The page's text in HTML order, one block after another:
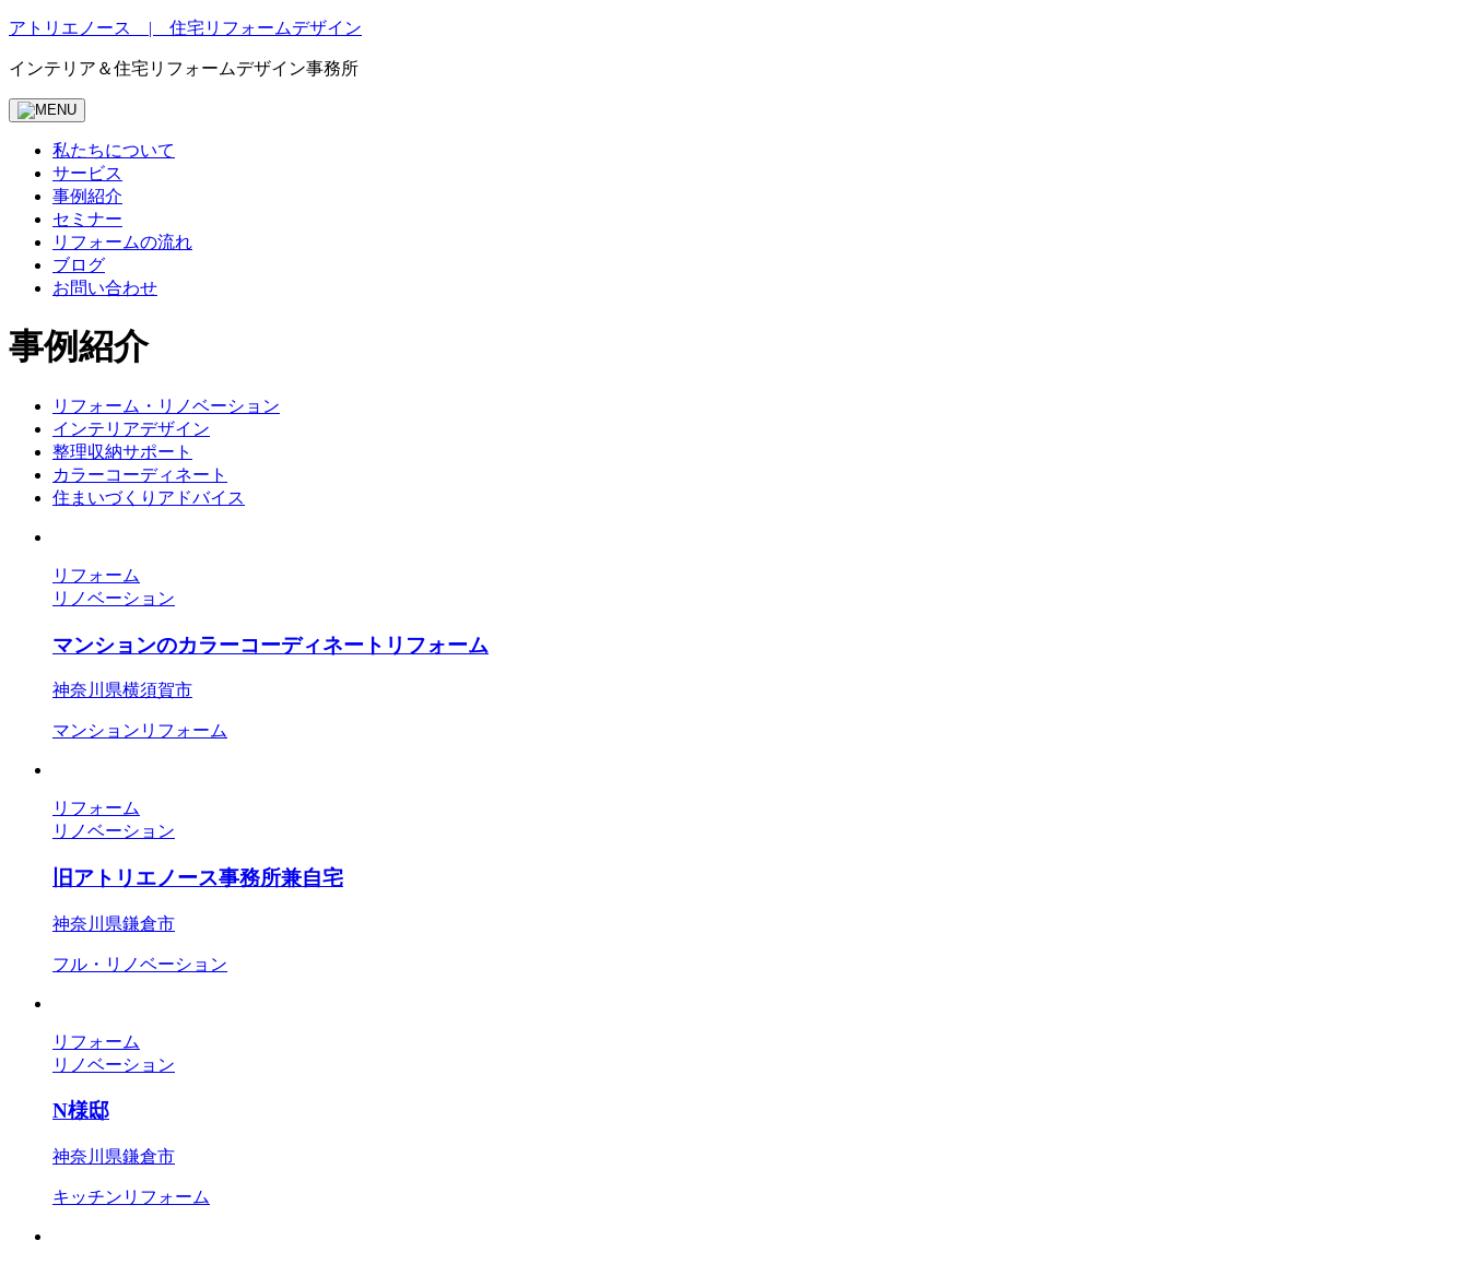
Skip
content
アトリエノース | 住宅リフォームデザイン
インテリア＆住宅リフォームデザイン事務所
私たちについて
サービス
事例紹介
セミナー
リフォームの流れ
ブログ
お問い合わせ
事例紹介
リフォーム・リノベーション
インテリアデザイン
整理収納サポート
カラーコーディネート
住まいづくりアドバイス
リフォーム
リノベーション
マンションのカラーコーディネートリフォーム
神奈川県横須賀市
マンションリフォーム
リフォーム
リノベーション
旧アトリエノース事務所兼自宅
神奈川県鎌倉市
フル・リノベーション
リフォーム
リノベーション
N様邸
神奈川県鎌倉市
キッチンリフォーム